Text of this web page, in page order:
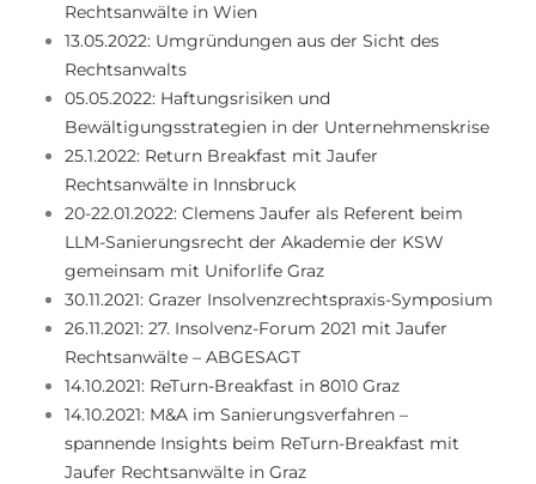
Rechtsanwälte in Wien
13.05.2022: Umgründungen aus der Sicht des
Rechtsanwalts
05.05.2022: Haftungsrisiken und
Bewältigungsstrategien in der Unternehmenskrise
25.1.2022: Return Breakfast mit Jaufer
Rechtsanwälte in Innsbruck
20-22.01.2022: Clemens Jaufer als Referent beim
LLM-Sanierungsrecht der Akademie der KSW
gemeinsam mit Uniforlife Graz
30.11.2021: Grazer Insolvenzrechtspraxis-Symposium
26.11.2021: 27. Insolvenz-Forum 2021 mit Jaufer
Rechtsanwälte – ABGESAGT
14.10.2021: ReTurn-Breakfast in 8010 Graz
14.10.2021: M&A im Sanierungsverfahren –
spannende Insights beim ReTurn-Breakfast mit
Jaufer Rechtsanwälte in Graz